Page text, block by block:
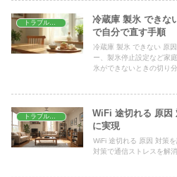
冷蔵庫 製氷 できな
で自分で直す手順
冷蔵庫 製氷 できない 原
ー、製氷停止設定など家
氷ができないときの切り
WiFi 途切れる 原因
に実現
WiFi 途切れる 原因 対策
対策で通信ストレスを解